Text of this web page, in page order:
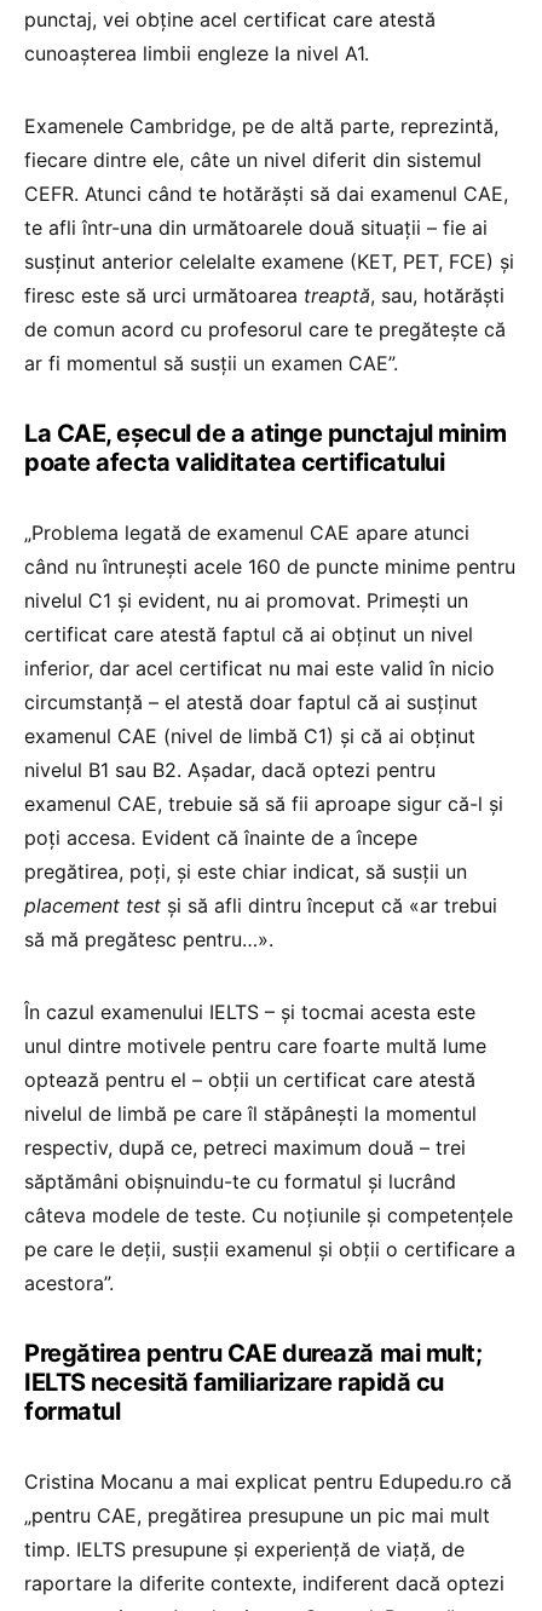
punctaj, vei obține acel certificat care atestă
cunoașterea limbii engleze la nivel A1.
Examenele Cambridge, pe de altă parte, reprezintă,
fiecare dintre ele, câte un nivel diferit din sistemul
CEFR. Atunci când te hotărăști să dai examenul CAE,
te afli într-una din următoarele două situații – fie ai
susținut anterior celelalte examene (KET, PET, FCE) și
firesc este să urci următoarea treaptă, sau, hotărăști
de comun acord cu profesorul care te pregătește că
ar fi momentul să susții un examen CAE”.
La CAE, eșecul de a atinge punctajul minim
poate afecta validitatea certificatului
„Problema legată de examenul CAE apare atunci
când nu întrunești acele 160 de puncte minime pentru
nivelul C1 și evident, nu ai promovat. Primești un
certificat care atestă faptul că ai obținut un nivel
inferior, dar acel certificat nu mai este valid în nicio
circumstanță – el atestă doar faptul că ai susținut
examenul CAE (nivel de limbă C1) și că ai obținut
nivelul B1 sau B2. Așadar, dacă optezi pentru
examenul CAE, trebuie să să fii aproape sigur că-l și
poți accesa. Evident că înainte de a începe
pregătirea, poți, și este chiar indicat, să susții un
placement test și să afli dintru început că «ar trebui
să mă pregătesc pentru…».
În cazul examenului IELTS – și tocmai acesta este
unul dintre motivele pentru care foarte multă lume
optează pentru el – obții un certificat care atestă
nivelul de limbă pe care îl stăpânești la momentul
respectiv, după ce, petreci maximum două – trei
săptămâni obișnuindu-te cu formatul și lucrând
câteva modele de teste. Cu noțiunile și competențele
pe care le deții, susții examenul și obții o certificare a
acestora”.
Pregătirea pentru CAE durează mai mult;
IELTS necesită familiarizare rapidă cu
formatul
Cristina Mocanu a mai explicat pentru Edupedu.ro că
„pentru CAE, pregătirea presupune un pic mai mult
timp. IELTS presupune și experiență de viață, de
raportare la diferite contexte, indiferent dacă optezi